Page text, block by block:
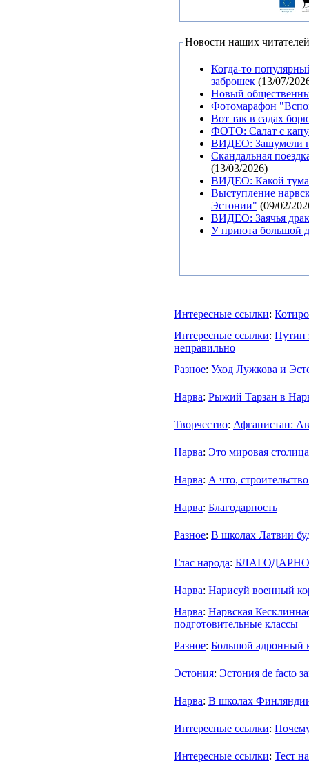
Новости наших читателей
Когда-то
заброшек (13/07/
Новый
Фотомарафон
Вот так в садах
ФОТО: Салат с
ВИДЕО: Зашумели
Скандальная
(13/03/2026)
ВИДЕО: Какой
Выступление
Эстонии" (09/02/
ВИДЕО: Заячья
У приюта большой
Интересные ссылки:
Интересные ссылки: Путин
неправильно
Разное: Уход Лужкова и
Нарва: Рыжий Тарзан в
Творчество: Афганистан:
Нарва: Это мировая
Нарва: А что,
Нарва: Благодарность
Разное: В школах Латвии
Глас народа:
Нарва: Нарисуй военный
Нарва: Нарвская
подготовительные классы
Разное: Большой адронный
Эстония: Эстония de facto
Нарва: В школах
Интересные ссылки:
Интересные ссылки: Тест